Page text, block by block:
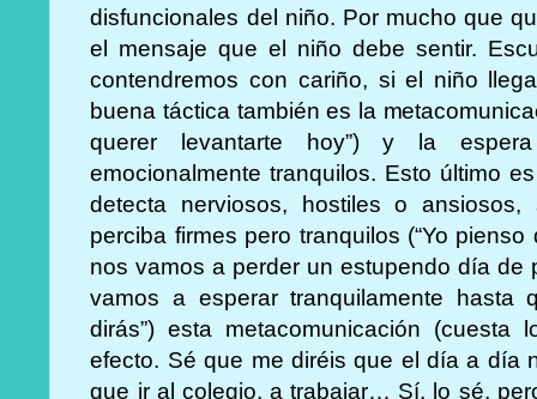
disfuncionales del niño. Por mucho que
el mensaje que el niño debe sentir.
contendremos con cariño, si el niño
buena táctica también es la
querer levantarte hoy”) y la
emocionalmente tranquilos. Esto último
detecta nerviosos, hostiles o
perciba firmes pero tranquilos (“Yo
nos vamos a perder un estupendo día de
vamos a esperar tranquilamente hasta
dirás”) esta metacomunicación
efecto. Sé que me diréis que el día a día
que ir al colegio, a trabajar… Sí, lo sé,